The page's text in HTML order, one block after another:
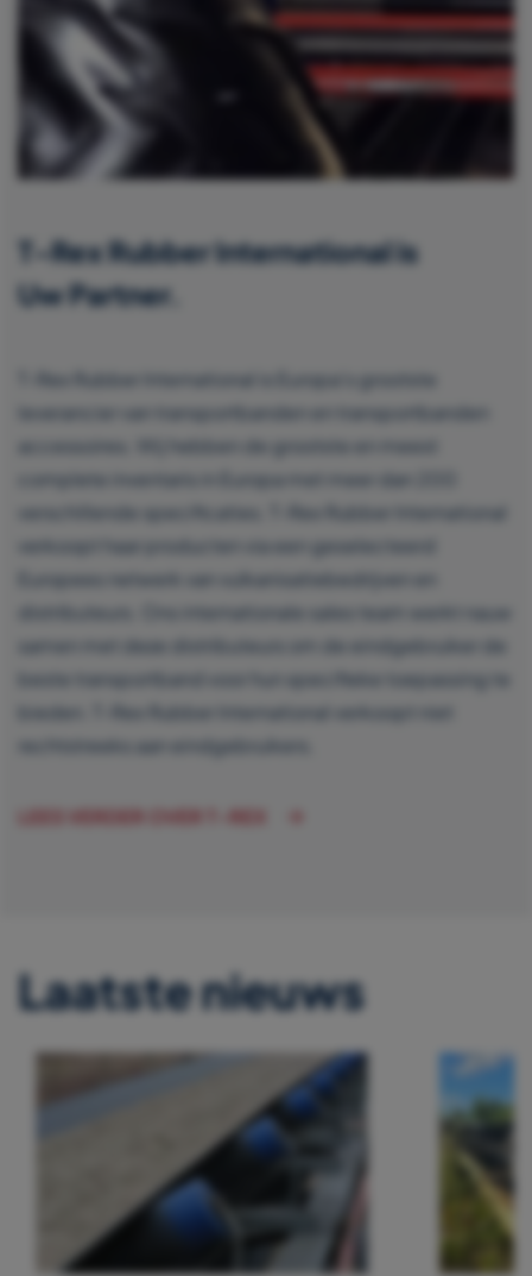
T-Rex Rubber International is
Uw Partner.
T-Rex Rubber International is Europa’s grootste
leverancier van transportbanden en transportbanden
accessoires. Wij hebben de grootste en meest
complete inventaris in Europa met meer dan 200
verschillende specificaties. T-Rex Rubber International
verkoopt haar producten via een geselecteerd
Europees netwerk van vulkanisatiebedrijven en
distributeurs. Ons internationale sales team werkt nauw
samen met deze distributeurs om de eindgebruiker de
beste transportband voor hun specifieke toepassing te
bieden. T-Rex Rubber International verkoopt niet
rechtstreeks aan eindgebruikers.
LEES VERDER OVER T-REX
Laatste nieuws